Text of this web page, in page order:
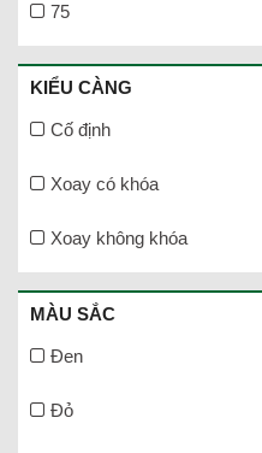
75
KIỂU CÀNG
Cố định
Xoay có khóa
Xoay không khóa
MÀU SẮC
Đen
Đỏ